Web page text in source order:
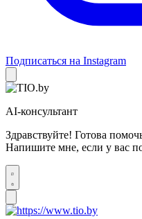
Подписаться на Instagram
AI-консультант
Здравствуйте! Готова
Напишите мне, если у вас